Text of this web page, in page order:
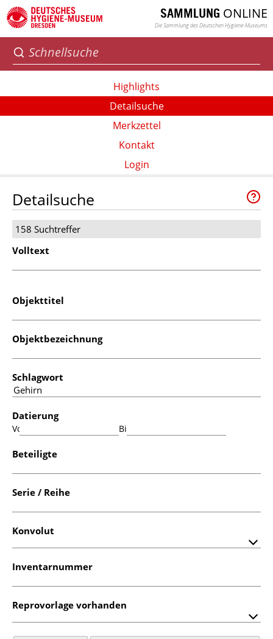
SAMMLUNG ONLINE
Die Sammlung des Deutschen Hygiene-Museums
Highlights
Detailsuche
Merkzettel
Kontakt
Login
Detailsuche
158 Suchtreffer
Volltext
Objekttitel
Objektbezeichnung
Schlagwort
Datierung
Von: Bis:
Beteiligte
Serie / Reihe
Konvolut
Inventarnummer
Reprovorlage vorhanden